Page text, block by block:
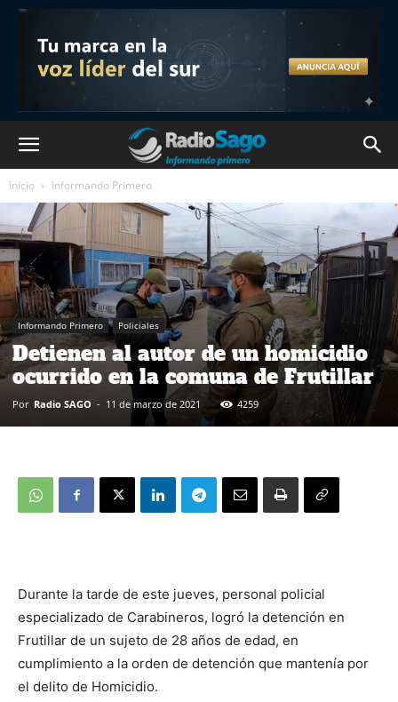
Inicio Informando Primero
Informando Primero Policiales
Detienen al autor de un homicidio
ocurrido en la comuna de Frutillar
Por Radio SAGO - 11 de marzo de 2021 4259
Durante la tarde de este jueves, personal policial
especializado de Carabineros, logró la detención en
Frutillar de un sujeto de 28 años de edad, en
cumplimiento a la orden de detención que mantenía por
el delito de Homicidio.